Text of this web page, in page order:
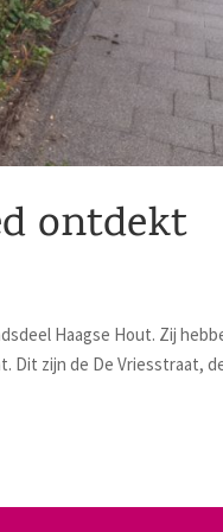
ontdekt
Haagse Hout. Zij
Dit zijn de De Vriesstraat,